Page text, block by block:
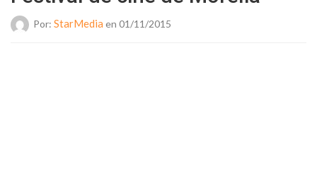
Por: StarMedia en 01/11/2015